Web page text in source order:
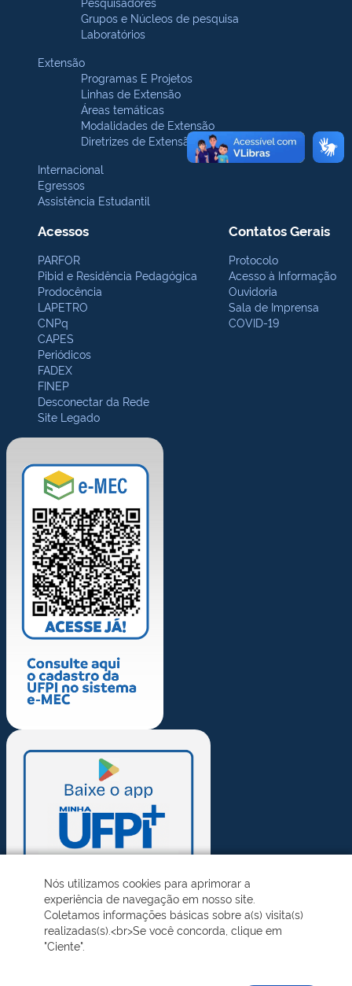
Grupos e Núcleos de pesquisa
Laboratórios
Extensão
Programas E Projetos
Linhas de Extensão
Áreas temáticas
Modalidades de Extensão
Diretrizes de Extensão
Internacional
Egressos
Assistência Estudantil
Acessos
PARFOR
Pibid e Residência Pedagógica
Prodocência
LAPETRO
CNPq
CAPES
Periódicos
FADEX
FINEP
Desconectar da Rede
Site Legado
Contatos Gerais
Protocolo
Acesso à Informação
Ouvidoria
Sala de Imprensa
COVID-19
Nós utilizamos cookies para aprimorar a
experiência de navegação em nosso site.
Coletamos informações básicas sobre a(s) visita(s)
realizadas(s).<br>Se você concorda, clique em
"Ciente".